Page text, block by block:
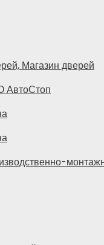
Магазин дверей
АвтоСтоп